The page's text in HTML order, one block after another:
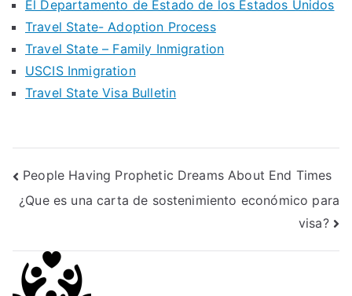
El Departamento de Estado de los Estados Unidos
Travel State- Adoption Process
Travel State – Family Inmigration
USCIS Inmigration
Travel State Visa Bulletin
Post
navigation
People Having Prophetic Dreams About End Times
¿Que es una carta de sostenimiento económico para
visa?